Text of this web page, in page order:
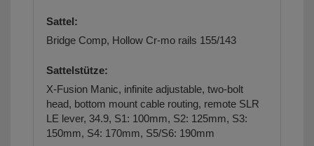
Sattel:
Bridge Comp, Hollow Cr-mo rails 155/143
Sattelstütze:
X-Fusion Manic, infinite adjustable, two-bolt
head, bottom mount cable routing, remote SLR
LE lever, 34.9, S1: 100mm, S2: 125mm, S3:
150mm, S4: 170mm, S5/S6: 190mm